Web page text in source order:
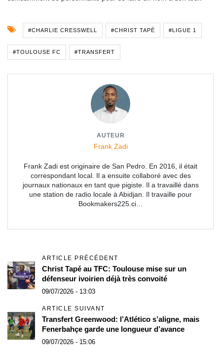
#CHARLIE CRESSWELL #CHRIST TAPÉ #LIGUE 1
#TOULOUSE FC #TRANSFERT
AUTEUR
Frank Zadi
Frank Zadi est originaire de San Pedro. En 2016, il était
correspondant local. Il a ensuite collaboré avec des
journaux nationaux en tant que pigiste. Il a travaillé dans
une station de radio locale à Abidjan. Il travaille pour
Bookmakers225.ci…
ARTICLE PRÉCÉDENT
Christ Tapé au TFC: Toulouse mise sur un
défenseur ivoirien déjà très convoité
09/07/2026 - 13:03
ARTICLE SUIVANT
Transfert Greenwood: l’Atlético s’aligne, mais
Fenerbahçe garde une longueur d’avance
09/07/2026 - 15:06